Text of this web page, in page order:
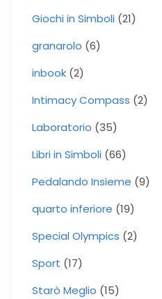
Giochi in Simboli (21)
granarolo (6)
inbook (2)
Intimacy Compass (2)
Laboratorio (35)
Libri in Simboli (66)
Pedalando Insieme (9)
quarto inferiore (19)
Special Olympics (2)
Sport (17)
Starò Meglio (15)